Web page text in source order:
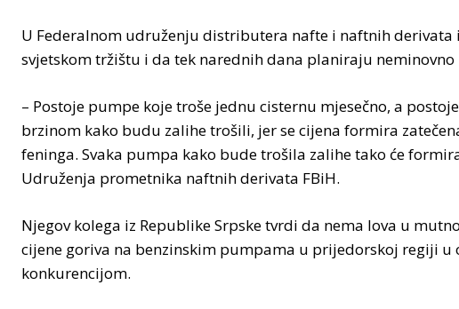
U Federalnom udruženju distributera nafte i naftnih
svjetskom tržištu i da tek narednih dana planiraju
– Postoje pumpe koje troše jednu cisternu mjesečno, a
brzinom kako budu zalihe trošili, jer se cijena formira
feninga. Svaka pumpa kako bude trošila zalihe tako će
Udruženja prometnika naftnih derivata FBiH.
Njegov kolega iz Republike Srpske tvrdi da nema lova u
cijene goriva na benzinskim pumpama u prijedorskoj regiji
konkurencijom.